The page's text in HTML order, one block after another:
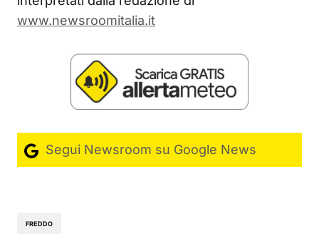
www.newsroomitalia.it
Segui Newsroom su Google News
FREDDO